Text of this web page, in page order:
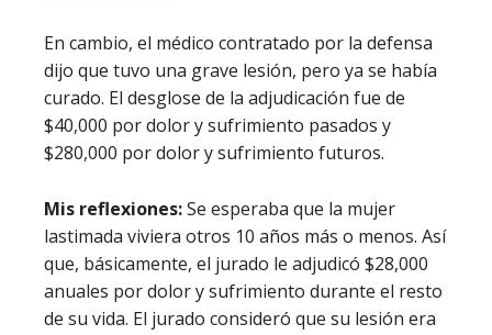
En cambio, el médico contratado por la defensa
dijo que tuvo una grave lesión, pero ya se había
curado. El desglose de la adjudicación fue de
$40,000 por dolor y sufrimiento pasados y
$280,000 por dolor y sufrimiento futuros.
Mis reflexiones:Se esperaba que la mujer
lastimada viviera otros 10 años más o menos. Así
que, básicamente, el jurado le adjudicó $28,000
anuales por dolor y sufrimiento durante el resto
de su vida. El jurado consideró que su lesión era